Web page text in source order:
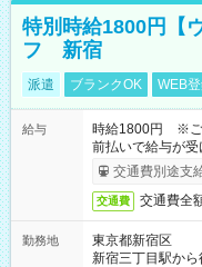
特別時給1800円【
フ 新宿
派遣 ブランクOK WEB
給与
時給1800円 ※ご
前払いで給与が
交通費別途支
交通費 交通費全
勤務地
東京都新宿区
新宿三丁目駅か